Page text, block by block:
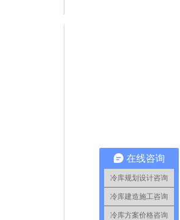
在线咨询
冷库规划设计咨询
冷库建造施工咨询
冷库方案价格咨询